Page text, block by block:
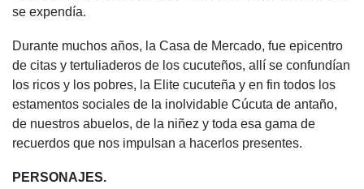
se expendía.
Durante muchos años, la Casa de Mercado, fue epicentro
de citas y tertuliaderos de los cucuteños, allí se confundían
los ricos y los pobres, la Elite cucuteña y en fin todos los
estamentos sociales de la inolvidable Cúcuta de antaño,
de nuestros abuelos, de la niñez y toda esa gama de
recuerdos que nos impulsan a hacerlos presentes.
PERSONAJES.